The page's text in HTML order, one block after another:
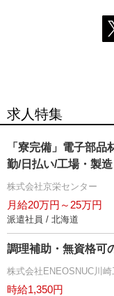
求人特集
「寮完備」電子部品
勤/日払い/工場・製造
株式会社京栄センター
月給20万円～25万円
派遣社員 / 北海道
調理補助・無資格可
株式会社ENEOSNUC川
時給1,350円